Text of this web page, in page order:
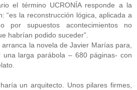
el término UCRONÍA responde a la
“es la reconstrucción lógica, aplicada a
por supuestos acontecimientos no
habrían podido suceder”.
la novela de Javier Marías para,
una larga parábola – 680 páginas- con
un arquitecto. Unos pilares firmes,